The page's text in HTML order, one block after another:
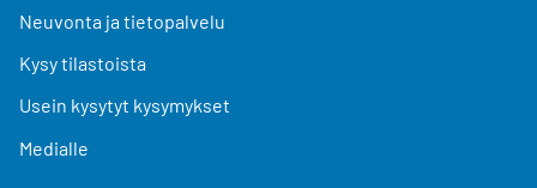
Neuvonta ja tietopalvelu
Kysy tilastoista
Usein kysytyt kysymykset
Medialle